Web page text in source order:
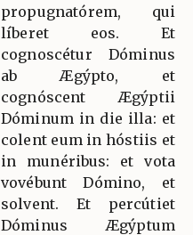
propugnatórem, qui
líberet eos. Et
cognoscétur Dóminus
ab Ægýpto, et
cognóscent Ægýptii
Dóminum in die illa: et
colent eum in hóstiis et
in munéribus: et vota
vovébunt Dómino, et
solvent. Et percútiet
Dóminus Ægýptum